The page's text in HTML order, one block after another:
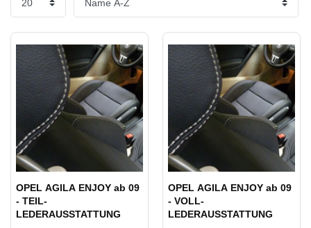
OPEL AGILA ENJOY ab 09
- TEIL-
LEDERAUSSTATTUNG
OPEL AGILA ENJOY ab 09
- VOLL-
LEDERAUSSTATTUNG